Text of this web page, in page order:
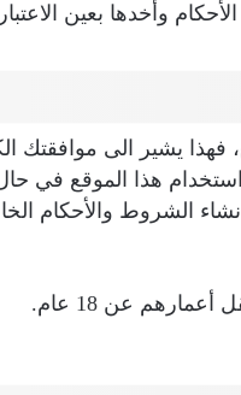
وأخدها بعين
فهذا يشير الى موافقتك
استخدام هذا الموقع
الشروط والأحكام
عن 18 عام.